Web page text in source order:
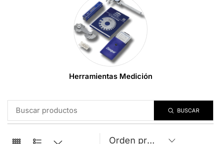
Herramientas Medición
BUSCAR